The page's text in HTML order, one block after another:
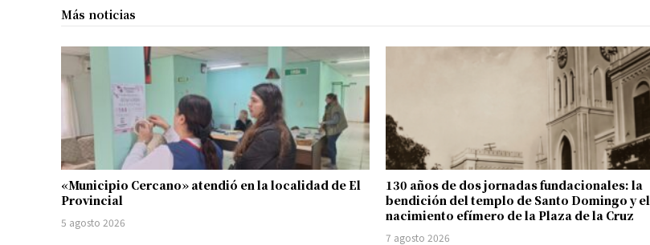
Más noticias
«Municipio Cercano» atendió en la localidad de El
Provincial
5 agosto 2026
130 años de dos jornadas fundacionales: la
bendición del templo de Santo Domingo y el
nacimiento efímero de la Plaza de la Cruz
7 agosto 2026